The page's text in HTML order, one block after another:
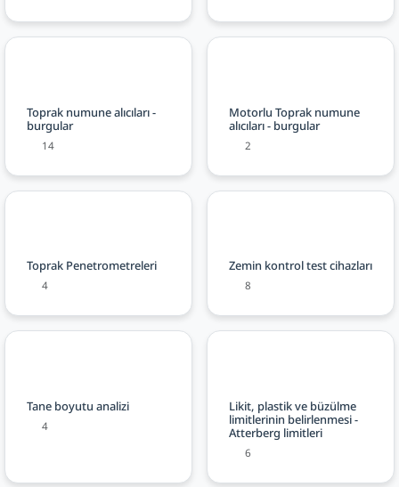
Toprak numune alıcıları -
burgular
14
Motorlu Toprak numune
alıcıları - burgular
2
Toprak Penetrometreleri
4
Zemin kontrol test cihazları
8
Tane boyutu analizi
4
Likit, plastik ve büzülme
limitlerinin belirlenmesi -
Atterberg limitleri
6